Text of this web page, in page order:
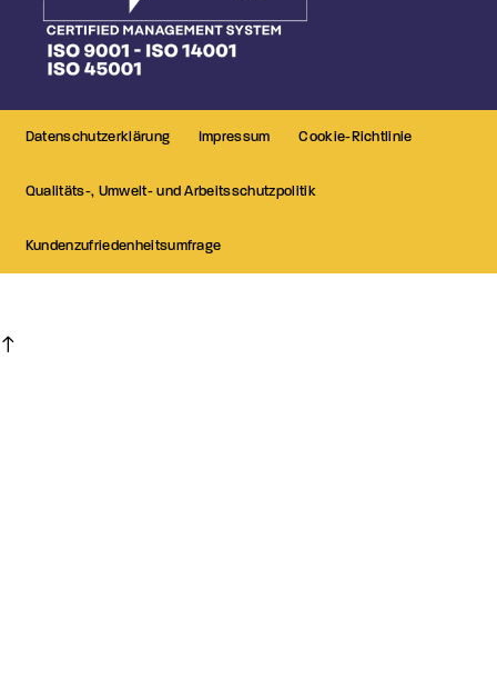
Datenschutzerklärung Impressum Cookie-Richtlinie
Qualitäts-, Umwelt- und Arbeitsschutzpolitik
Kundenzufriedenheitsumfrage